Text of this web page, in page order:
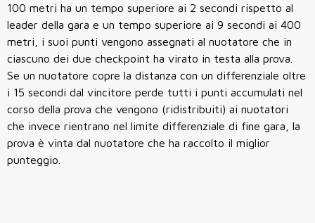
100 metri ha un tempo superiore ai 2 secondi rispetto al
leader della gara e un tempo superiore ai 9 secondi ai 400
metri, i suoi punti vengono assegnati al nuotatore che in
ciascuno dei due checkpoint ha virato in testa alla prova.
Se un nuotatore copre la distanza con un differenziale oltre
i 15 secondi dal vincitore perde tutti i punti accumulati nel
corso della prova che vengono (ridistribuiti) ai nuotatori
che invece rientrano nel limite differenziale di fine gara, la
prova è vinta dal nuotatore che ha raccolto il miglior
punteggio.